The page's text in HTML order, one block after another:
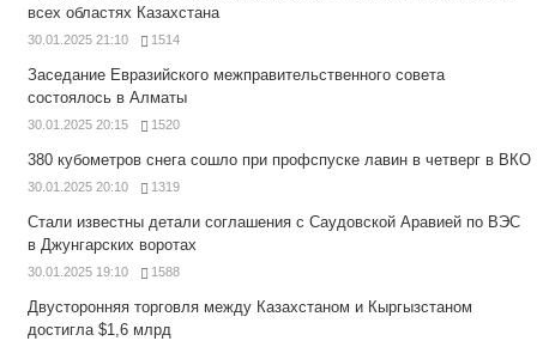
всех областях Казахстана
30.01.2025 21:10 1514
Заседание Евразийского межправительственного совета
состоялось в Алматы
30.01.2025 20:15 1520
380 кубометров снега сошло при профспуске лавин в четверг в ВКО
30.01.2025 20:10 1319
Стали известны детали соглашения с Саудовской Аравией по ВЭС
в Джунгарских воротах
30.01.2025 19:10 1588
Двусторонняя торговля между Казахстаном и Кыргызстаном
достигла $1,6 млрд